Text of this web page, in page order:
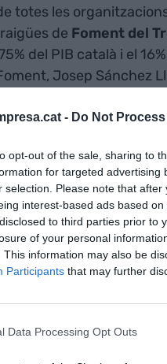
- Do Not
opt-out of the sale, sharing to
for targeted
selection. Please note that
interest-based ads based
to third parties prior to
of your personal
This information may also be
Participants that may further
Data Processing Opt Outs
totes les
de Foment del
del PIB català i el
Josep Sánchez
d'octubre. Passats uns
velocitat, ens reunim
la raó de ser
20 associacions
del Consell
(AIBV)
i Baix Llobregat